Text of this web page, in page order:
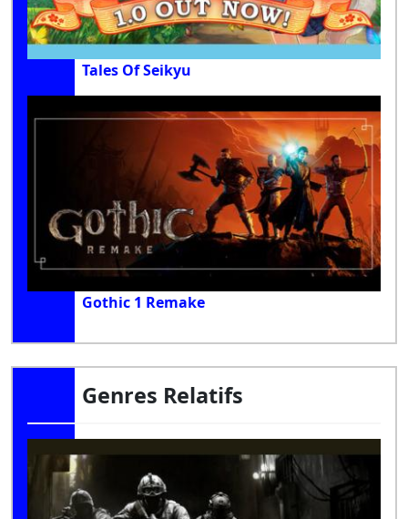
Tales Of Seikyu
Gothic 1 Remake
Genres Relatifs